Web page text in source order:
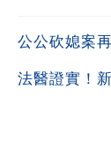
公公砍媳案
法醫證實！